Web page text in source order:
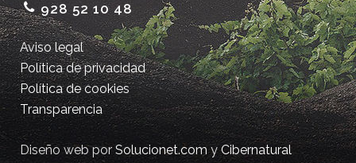
928 52 10 48
Aviso legal
Política de privacidad
Política de cookies
Transparencia
Diseño web porSolucionet.comyCibernatural